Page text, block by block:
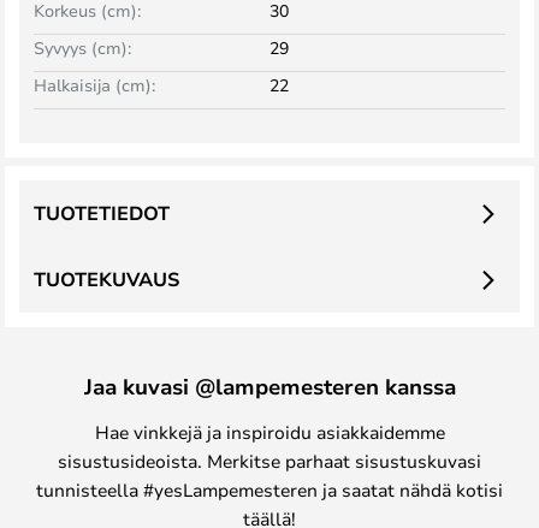
Korkeus (cm):
30
Syvyys (cm):
29
Halkaisija (cm):
22
TUOTEKUVAUS
TUOTETIEDOT
Jaa kuvasi @lampemesteren kanssa
Hae vinkkejä ja inspiroidu asiakkaidemme
sisustusideoista. Merkitse parhaat sisustuskuvasi
tunnisteella #yesLampemesteren ja saatat nähdä kotisi
täällä!